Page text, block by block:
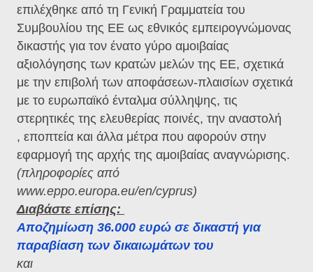
επιλέχθηκε από τη Γενική Γραμματεία του
Συμβουλίου της ΕΕ ως εθνικός εμπειρογνώμονας
δικαστής για τον ένατο γύρο αμοιβαίας
αξιολόγησης των κρατών μελών της ΕΕ, σχετικά
με την επιβολή των αποφάσεων-πλαισίων σχετικά
με το ευρωπαϊκό ένταλμα σύλληψης, τις
στερητικές της ελευθερίας ποινές, την αναστολή
, εποπτεία και άλλα μέτρα που αφορούν στην
εφαρμογή της αρχής της αμοιβαίας αναγνώρισης.
(πληροφορίες από
www.eppo.europa.eu/en/cyprus)
Διαβάστε επίσης:
Αποζημίωση 36.000 ευρώ σε δικαστή για
παραβίαση των δικαιωμάτων του
και